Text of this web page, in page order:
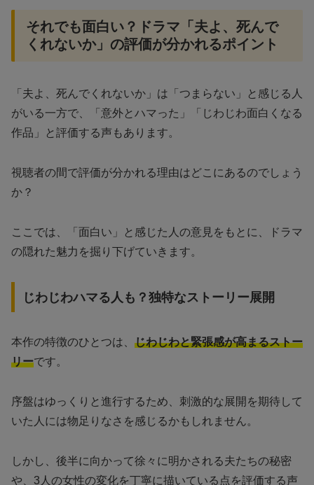
それでも面白い？ドラマ「夫よ、死んで
くれないか」の評価が分かれるポイント
「夫よ、死んでくれないか」は「つまらない」と感じる人
がいる一方で、「意外とハマった」「じわじわ面白くなる
作品」と評価する声もあります。
視聴者の間で評価が分かれる理由はどこにあるのでしょう
か？
ここでは、「面白い」と感じた人の意見をもとに、ドラマ
の隠れた魅力を掘り下げていきます。
じわじわハマる人も？独特なストーリー展開
本作の特徴のひとつは、 じわじわと緊張感が高まるストー
リーです。
序盤はゆっくりと進行するため、刺激的な展開を期待して
いた人には物足りなさを感じるかもしれません。
しかし、後半に向かって徐々に明かされる夫たちの秘密
や、3人の女性の変化を丁寧に描いている点を評価する声